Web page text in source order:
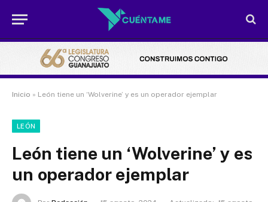
Inicio » León tiene un ‘Wolverine’ y es un operador ejemplar
LEÓN
León tiene un ‘Wolverine’ y es
un operador ejemplar